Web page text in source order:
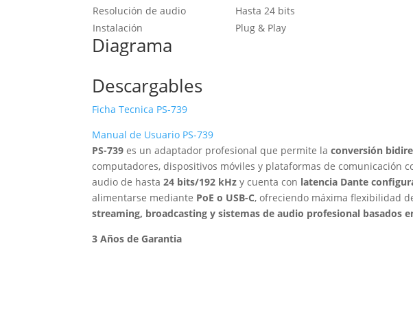
Resolución de audio
Hasta 24 bits
Instalación
Plug & Play
Diagrama
Descargables
Ficha Tecnica PS-739
Manual de Usuario PS-739
PS-739 es un adaptador profesional que permite laconversión
computadores, dispositivos móviles y plataformas de comunicación
audio de hasta24 bits/192 kHz y cuenta con latencia Dante
alimentarse mediante PoE o USB-C, ofreciendo máxima flexibilidad
streaming, broadcasting y sistemas de audio profesional basados
3 Años de Garantia